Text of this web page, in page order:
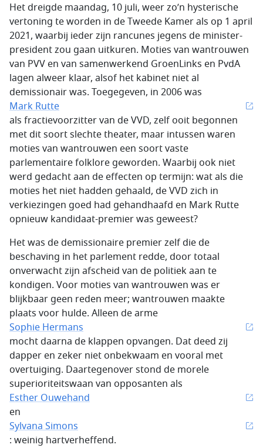
Het dreigde maandag, 10 juli, weer zo’n hysterische
vertoning te worden in de Tweede Kamer als op 1 april
2021, waarbij ieder zijn rancunes jegens de minister-
president zou gaan uitkuren. Moties van wantrouwen
van PVV en van samenwerkend GroenLinks en PvdA
lagen alweer klaar, alsof het kabinet niet al
demissionair was. Toegegeven, in 2006 was
Mark Rutte
als fractievoorzitter van de VVD, zelf ooit begonnen
met dit soort slechte theater, maar intussen waren
moties van wantrouwen een soort vaste
parlementaire folklore geworden. Waarbij ook niet
werd gedacht aan de effecten op termijn: wat als die
moties het niet hadden gehaald, de VVD zich in
verkiezingen goed had gehandhaafd en Mark Rutte
opnieuw kandidaat-premier was geweest?
Het was de demissionaire premier zelf die de
beschaving in het parlement redde, door totaal
onverwacht zijn afscheid van de politiek aan te
kondigen. Voor moties van wantrouwen was er
blijkbaar geen reden meer; wantrouwen maakte
plaats voor hulde. Alleen de arme
Sophie Hermans
mocht daarna de klappen opvangen. Dat deed zij
dapper en zeker niet onbekwaam en vooral met
overtuiging. Daartegenover stond de morele
superioriteitswaan van opposanten als
Esther Ouwehand
en
Sylvana Simons
: weinig hartverheffend.